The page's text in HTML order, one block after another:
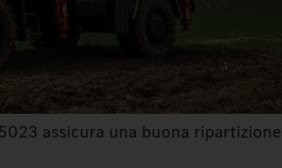
assicura una buona ripartizione